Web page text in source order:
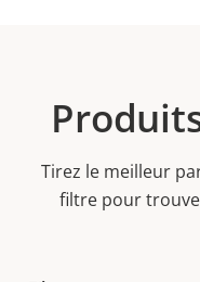
Tirez le meilleur
filtre pour